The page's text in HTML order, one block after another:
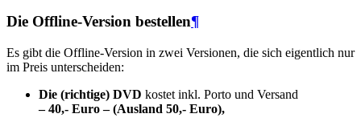
Die Offline-Version bestellen¶
Es gibt die Offline-Version in zwei Versionen, die sich eigentlich nur
im Preis unterscheiden:
Die (richtige) DVD kostet inkl. Porto und Versand
– 40,- Euro – (Ausland 50,- Euro),